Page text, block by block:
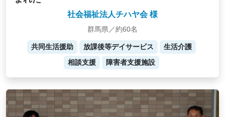
社会福祉法人チハヤ会 様
群馬県／約60名
共同生活援助 放課後等デイサービス
生活介護
相談支援
障害者支援施設